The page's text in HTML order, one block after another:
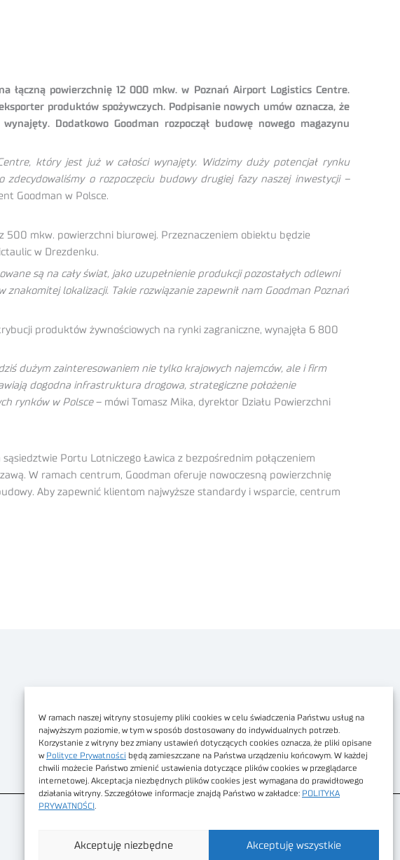
W ramach naszej witryny stosujemy pliki cookies w celu świadczenia Państwu usług na
najwyższym poziomie, w tym w sposób dostosowany do indywidualnych potrzeb.
Korzystanie z witryny bez zmiany ustawień dotyczących cookies oznacza, że pliki opisane
w Polityce Prywatności będą zamieszczane na Państwa urządzeniu końcowym. W każdej
chwili możecie Państwo zmienić ustawienia dotyczące plików cookies w przeglądarce
internetowej. Akceptacja niezbędnych plików cookies jest wymagana do prawidłowego
działania witryny. Szczegółowe informacje znajdą Państwo w zakładce: POLITYKA
PRYWATNOŚCI
Akceptuję wszystkie
Akceptuję niezbędne
łączną powierzchnię 12 000 mkw. w Poznań Airport Logistics Centre.
produktów spożywczych. Podpisanie nowych umów oznacza, że
Dodatkowo Goodman rozpoczął budowę nowego magazynu
który jest już w całości wynajęty. Widzimy duży potencjał rynku
o rozpoczęciu budowy drugiej fazy naszej inwestycji –
Goodman w Polsce.
500 mkw. powierzchni biurowej. Przeznaczeniem obiektu będzie
w Drezdenku.
są na cały świat, jako uzupełnienie produkcji pozostałych odlewni
lokalizacji. Takie rozwiązanie zapewnił nam Goodman Poznań
produktów żywnościowych na rynki zagraniczne, wynajęła 6 800
dużym zainteresowaniem nie tylko krajowych najemców, ale i firm
dogodna infrastruktura drogowa, strategiczne położenie
rynków w Polsce– mówi Tomasz Mika, dyrektor Działu Powierzchni
Portu Lotniczego Ławica z bezpośrednim połączeniem
W ramach centrum, Goodman oferuje nowoczesną powierzchnię
Aby zapewnić klientom najwyższe standardy i wsparcie, centrum
Dostępność cyfrowa
Regulamin Portalu
Regulamin sklepu